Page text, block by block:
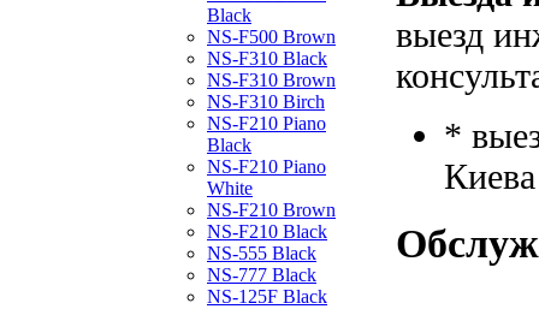
Black
NS-F500 Brown
NS-F310 Black
NS-F310 Brown
NS-F310 Birch
NS-F210 Piano
Black
NS-F210 Piano
White
NS-F210 Brown
NS-F210 Black
NS-555 Black
NS-777 Black
NS-125F Black
выезд
*